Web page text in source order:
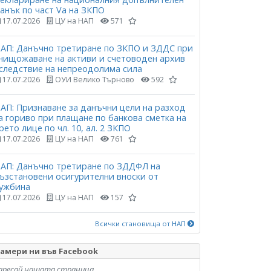
по част Vа на ЗКПО
17.07.2026 ЦУ на НАП 571
Данъчно третиране по ЗКПО и ЗДДС при
на активи и счетоводен архив
на непреодолима сила
17.07.2026 ОУИ Велико Търново 592
Признаване за данъчни цели на разход
гориво при плащане по банкова сметка на
лице по чл. 10, ал. 2 ЗКПО
17.07.2026 ЦУ на НАП 761
Данъчно третиране по ЗДДФЛ на
осигурителни вноски от
17.07.2026 ЦУ на НАП 157
Всички становища от НАП
ни във Facebook